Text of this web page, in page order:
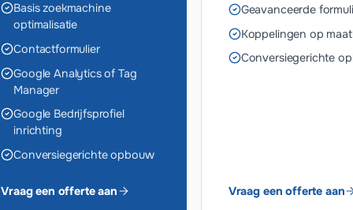
Basis zoekmachine
optimalisatie
Contactformulier
Google Analytics of Tag
Manager
Google Bedrijfsprofiel
inrichting
Conversiegerichte opbouw
Vraag een offerte aan
Geavanceerde
Koppelingen op maat
Conversiegerichte
Vraag een offerte aan